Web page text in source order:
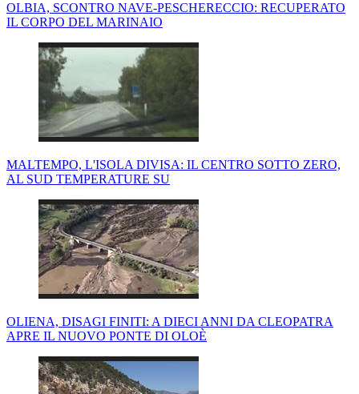
OLBIA, SCONTRO NAVE-PESCHERECCIO: RECUPERATO
IL CORPO DEL MARINAIO
MALTEMPO, L'ISOLA DIVISA: IL CENTRO SOTTO ZERO,
AL SUD TEMPERATURE SU
OLIENA, DISAGI FINITI: A DIECI ANNI DA CLEOPATRA
APRE IL NUOVO PONTE DI OLOÈ